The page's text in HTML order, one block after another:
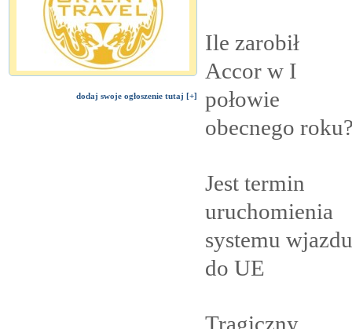
dodaj swoje ogłoszenie tutaj [+]
Ile zarobił
Accor w I
połowie
obecnego
Jest termin
uruchomienia
systemu wjazdu
do UE
Tragiczny